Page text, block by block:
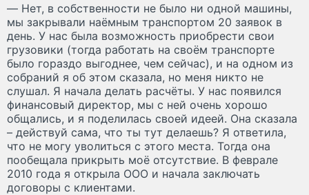
— Нет, в собственности не было ни одной машины,
мы закрывали наёмным транспортом 20 заявок в
день. У нас была возможность приобрести свои
грузовики (тогда работать на своём транспорте
было гораздо выгоднее, чем сейчас), и на одном из
собраний я об этом сказала, но меня никто не
слушал. Я начала делать расчёты. У нас появился
финансовый директор, мы с ней очень хорошо
общались, и я поделилась своей идеей. Она сказала
– действуй сама, что ты тут делаешь? Я ответила,
что не могу уволиться с этого места. Тогда она
пообещала прикрыть моё отсутствие. В феврале
2010 года я открыла ООО и начала заключать
договоры с клиентами.